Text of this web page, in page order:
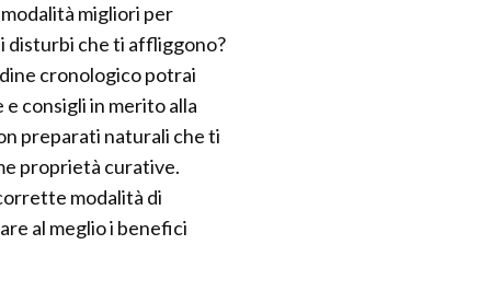
migliori per
disturbi che ti affliggono?
cronologico potrai
consigli in merito alla
preparati naturali che ti
proprietà curative.
modalità di
al meglio i benefici